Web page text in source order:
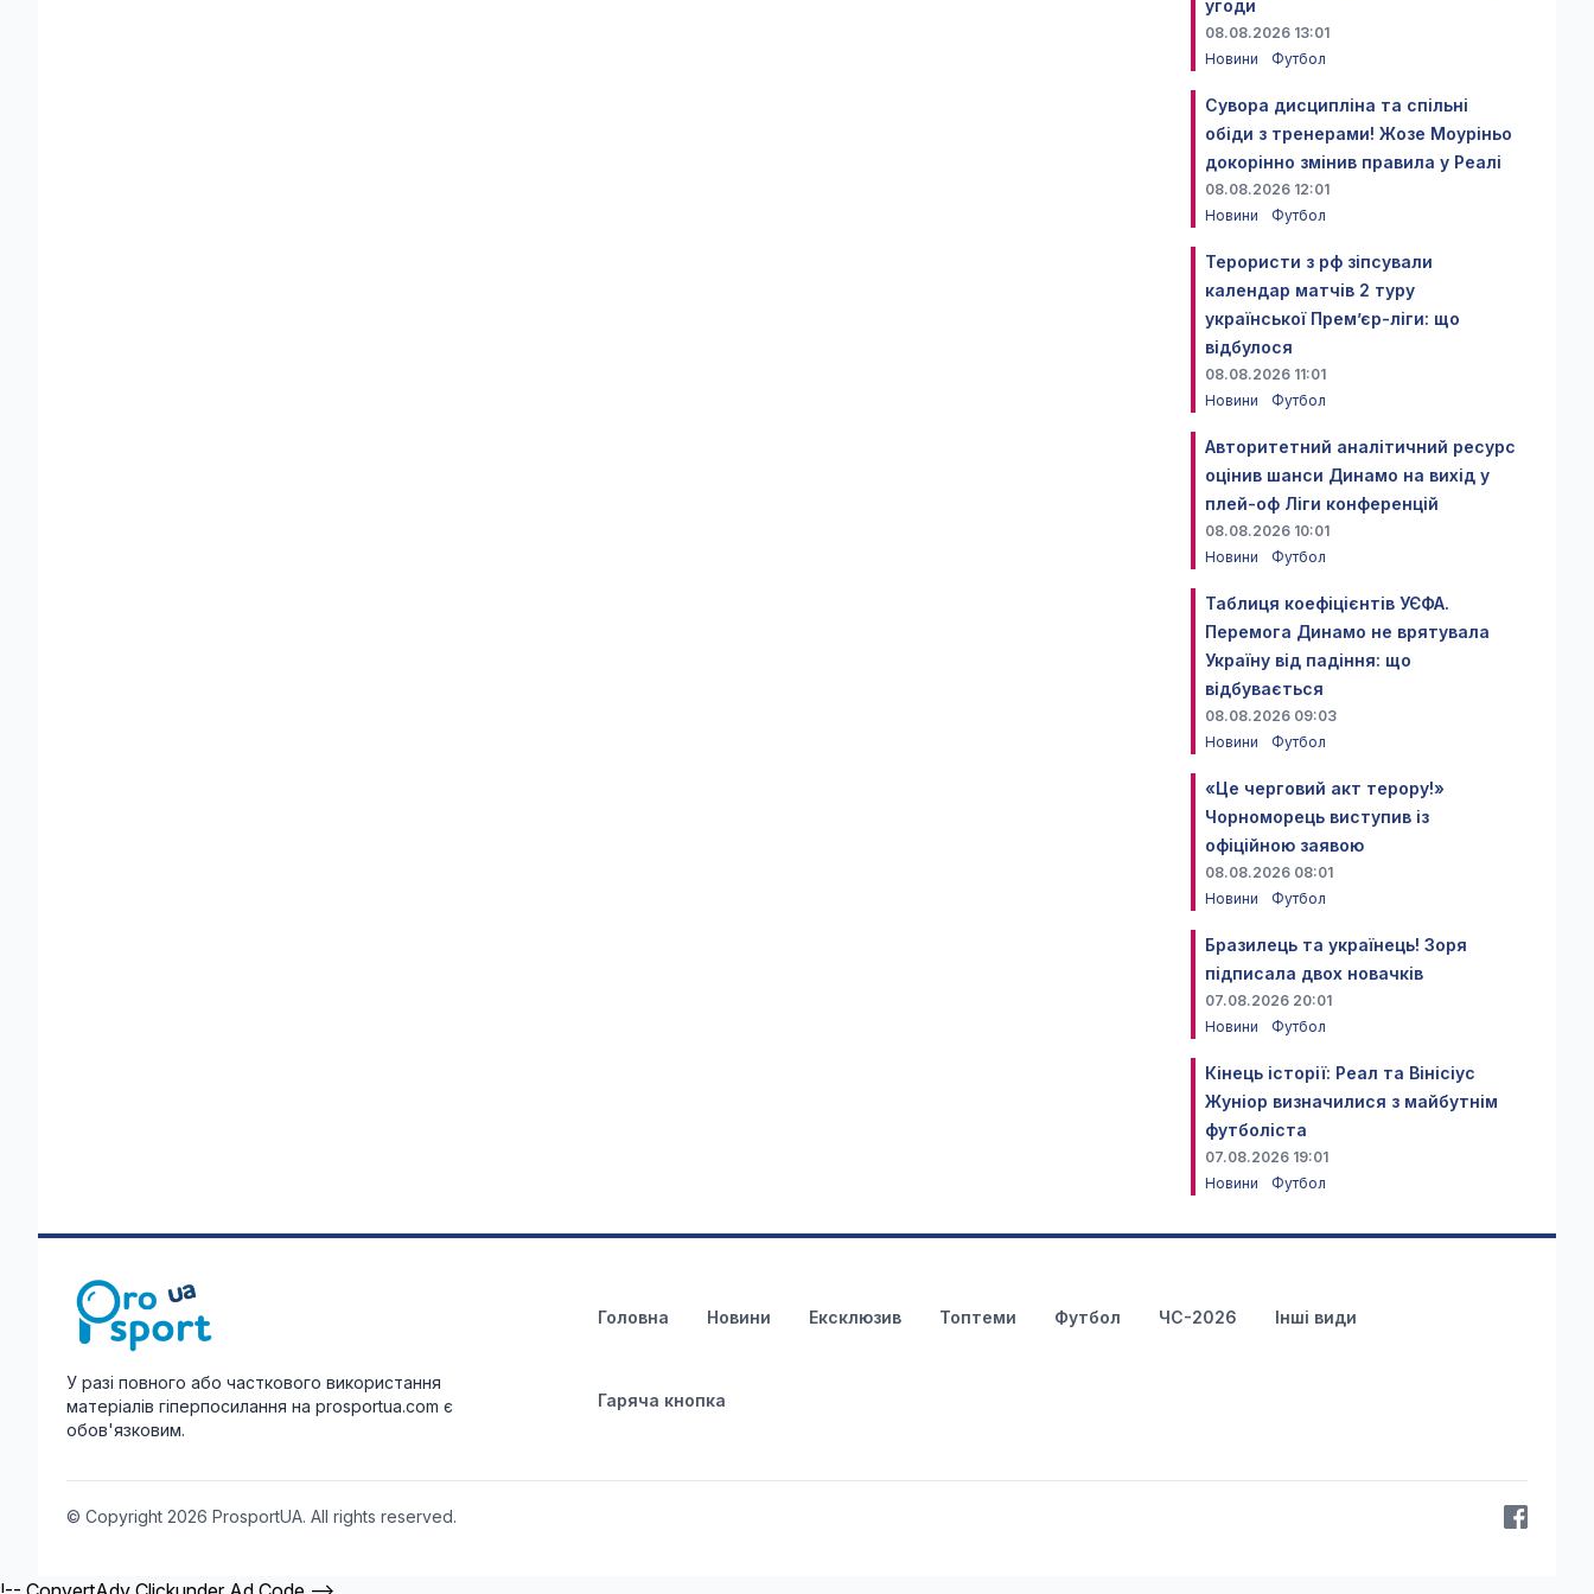
угоди
08.08.2026 13:01
Новини
Футбол
Сувора дисципліна та спільні
обіди з тренерами! Жозе Моуріньо
докорінно змінив правила у Реалі
08.08.2026 12:01
Новини
Футбол
Терористи з рф зіпсували
календар матчів 2 туру
української Прем’єр-ліги: що
відбулося
08.08.2026 11:01
Новини
Футбол
Авторитетний аналітичний ресурс
оцінив шанси Динамо на вихід у
плей-оф Ліги конференцій
08.08.2026 10:01
Новини
Футбол
Таблиця коефіцієнтів УЄФА.
Перемога Динамо не врятувала
Україну від падіння: що
відбувається
08.08.2026 09:03
Новини
Футбол
«Це черговий акт терору!»
Чорноморець виступив із
офіційною заявою
08.08.2026 08:01
Новини
Футбол
Бразилець та українець! Зоря
підписала двох новачків
07.08.2026 20:01
Новини
Футбол
Кінець історії: Реал та Вінісіус
Жуніор визначилися з майбутнім
футболіста
07.08.2026 19:01
Новини
Футбол
У разі повного або часткового використання
матеріалів гіперпосилання на prosportua.com є
обов'язковим.
Головна Новини Ексклюзив Топтеми Футбол ЧС-2026 Інші види
Гаряча кнопка
© Copyright 2026 ProsportUA. All rights reserved.